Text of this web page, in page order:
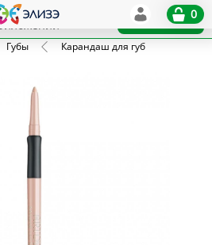
Установить
0
Губы Карандаш для губ